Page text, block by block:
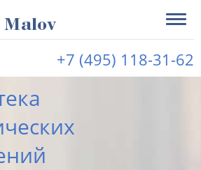
Malov
+7 (495) 118-31-62